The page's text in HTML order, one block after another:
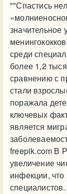
""Спастись
значительное
среди
более 1,2
сравнению с
стали
поражала
ключевых
является
freepik.com В
увеличение
инфекции, что